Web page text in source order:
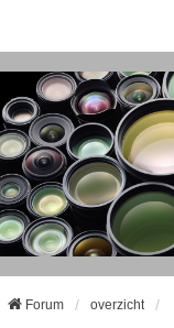
Forum overzicht